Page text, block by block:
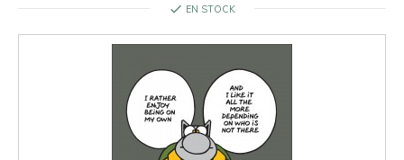
check EN STOCK